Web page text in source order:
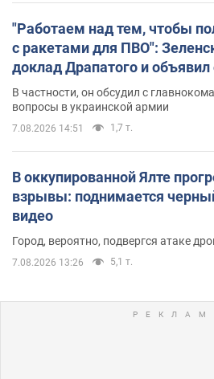
"Работаем над тем, чтобы
с ракетами для ПВО":
доклад Драпатого и
В частности, он обсудил с
вопросы в украинской армии
7.08.2026 14:51 1,7 т.
В оккупированной Ялте
взрывы: поднимается
видео
Город, вероятно, подвергся атаке
7.08.2026 13:26 5,1 т.